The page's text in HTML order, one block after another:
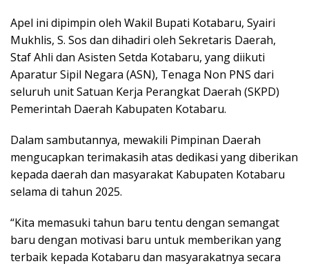
Apel ini dipimpin oleh Wakil Bupati Kotabaru, Syairi
Mukhlis, S. Sos dan dihadiri oleh Sekretaris Daerah,
Staf Ahli dan Asisten Setda Kotabaru, yang diikuti
Aparatur Sipil Negara (ASN), Tenaga Non PNS dari
seluruh unit Satuan Kerja Perangkat Daerah (SKPD)
Pemerintah Daerah Kabupaten Kotabaru.
Dalam sambutannya, mewakili Pimpinan Daerah
mengucapkan terimakasih atas dedikasi yang diberikan
kepada daerah dan masyarakat Kabupaten Kotabaru
selama di tahun 2025.
“Kita memasuki tahun baru tentu dengan semangat
baru dengan motivasi baru untuk memberikan yang
terbaik kepada Kotabaru dan masyarakatnya secara